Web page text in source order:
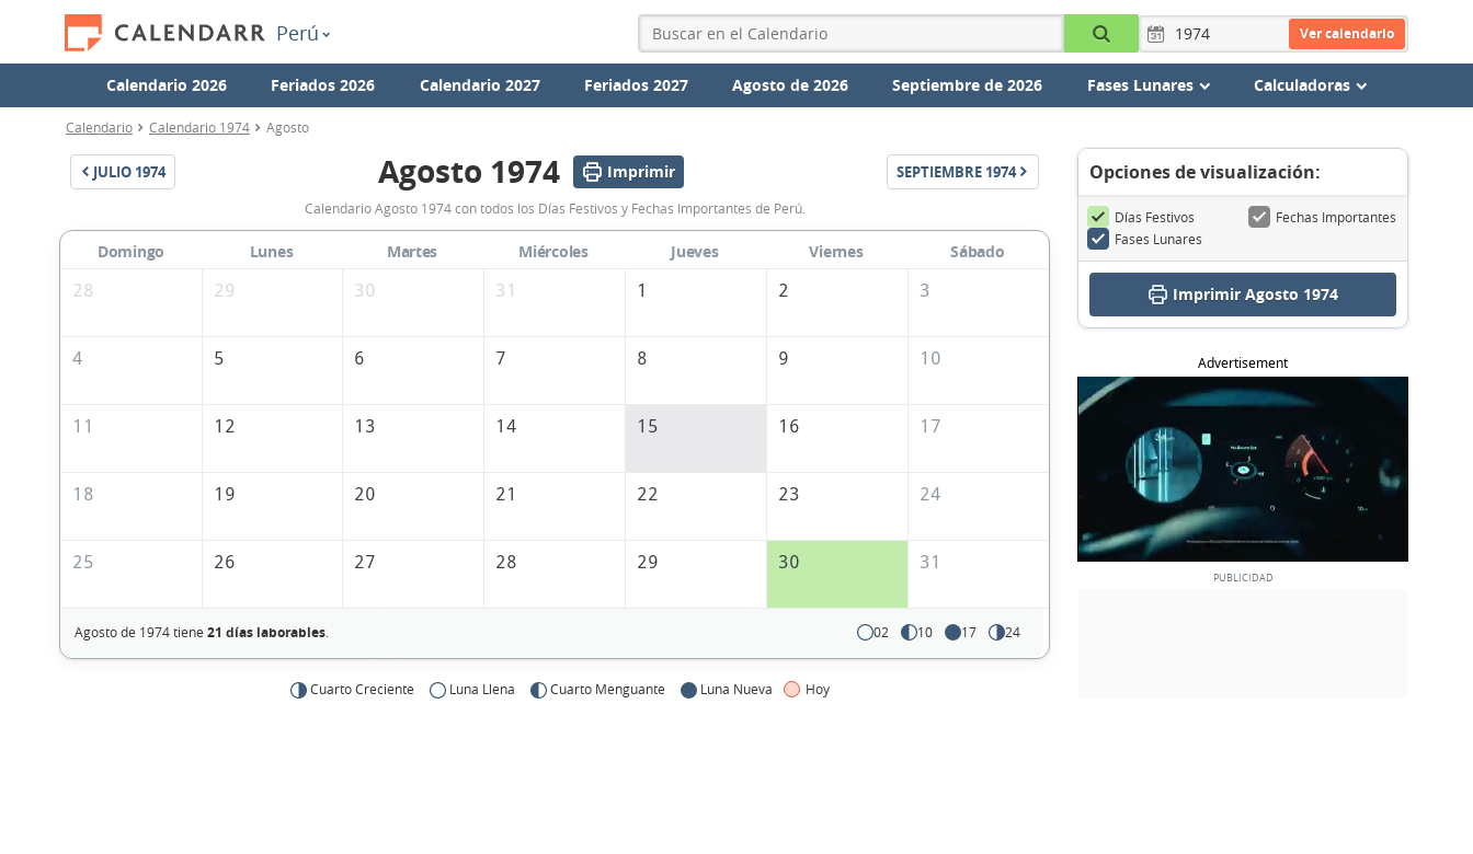
Perú Ver calendario
Calendario 2026 Feriados 2026 Calendario 2027 Feriados 2027 Agosto de 2026 Septiembre de 2026 Fases Lunares Calculadoras
Calendario Calendario 1974 Agosto
JULIO 1974
Calendario
Agosto
1974
Agosto 1974 Imprimir SEPTIEMBRE 1974
Calendario Agosto 1974 con todos los Días Festivos y Fechas Importantes de Perú.
Domingo Lunes Martes Miércoles Jueves Viernes
Sábado
28
29 30 31 1 2 3
4 5 6 7 8 9 10
11 12 13 14 15 16 17
18 19 20 21 22 23 24
25 26 27 28 29 30 31
Agosto de 1974 tiene 21 días laborables. 02 10 17 24
Cuarto Creciente Luna Llena Cuarto Menguante Luna Nueva Hoy
Opciones de visualización:
Días Festivos
Fechas Importantes
Fases Lunares
Imprimir Agosto 1974
Advertisement